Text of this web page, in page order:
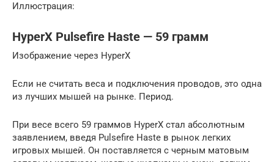
Иллюстрация:
HyperX Pulsefire Haste — 59 грамм
Изображение через HyperX
Если не считать веса и подключения проводов, это одна
из лучших мышей на рынке. Период.
При весе всего 59 граммов HyperX стал абсолютным
заявлением, введя Pulsefire Haste в рынок легких
игровых мышей. Он поставляется с черным матовым